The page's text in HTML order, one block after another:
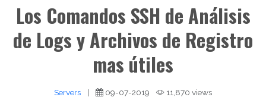
Los Comandos SSH de Análisis
de Logs y Archivos de Registro
mas útiles
Servers | 09-07-2019 11,870 views